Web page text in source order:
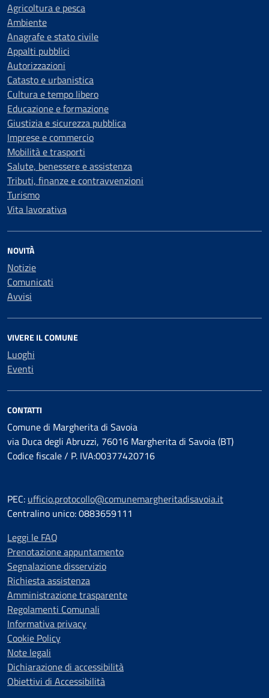
Agricoltura e pesca
Ambiente
Anagrafe e stato civile
Appalti pubblici
Autorizzazioni
Catasto e urbanistica
Cultura e tempo libero
Educazione e formazione
Giustizia e sicurezza pubblica
Imprese e commercio
Mobilità e trasporti
Salute, benessere e assistenza
Tributi, finanze e contravvenzioni
Turismo
Vita lavorativa
NOVITÀ
Notizie
Comunicati
Avvisi
VIVERE IL COMUNE
Luoghi
Eventi
CONTATTI
Comune di Margherita di Savoia
via Duca degli Abruzzi, 76016 Margherita di Savoia (BT)
Codice fiscale / P. IVA:00377420716
PEC: ufficio.protocollo@comunemargheritadisavoia.it
Centralino unico: 0883659111
Leggi le FAQ
Prenotazione appuntamento
Segnalazione disservizio
Richiesta assistenza
Amministrazione trasparente
Regolamenti Comunali
Informativa privacy
Cookie Policy
Note legali
Dichiarazione di accessibilità
Obiettivi di Accessibilità